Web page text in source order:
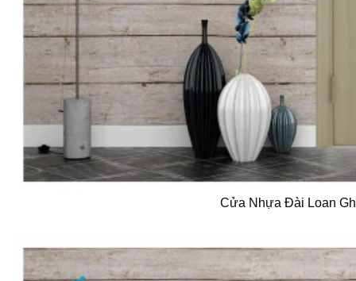
Cửa Nhựa Đài Loan